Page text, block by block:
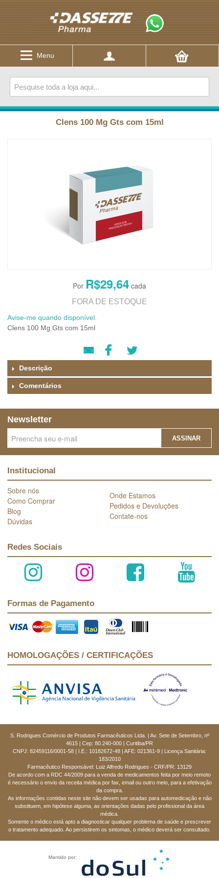
Menu
Clens 100 Mg Gts com 15ml
R$29,64
FORA DE ESTOQUE
Avise-me quando disponível.
Clens 100 Mg Gts com 15ml
Descrição
Comentários
Newsletter
ASSINAR
Institucional
Sobre nós
Como Comprar
Blog
Dúvidas
Onde Estamos
Pedidos e Devoluções
Contate-nos
Redes Sociais
Formas de Pagamento
HOMOLOGAÇÕES / CERTIFICAÇÕES
S. Rodrigues Comércio de Produtos Farmacêuticos Ltda. | Av. Sete de Setembro, nº
4615 | Cep: 80.240-000 | Curitiba/PR
CNPJ: 82459116/0001-58 | I.E.: 10182672-48 | AFE: 021361-9 | Licença Sanitária:
183/2010
Farmacêutico Responsável: Luiz Alfredo Rodrigues - CRF/PR: 13129
De acordo com a RDC 44/2009 para a venda de medicamentos feita por meio remoto
é necessário o envio da receita médica por fax, email ou outro meio, para a efetivação
da compra.
As informações contidas neste site não devem ser usadas para automedicação e não
substituem, em hipótese alguma, as orientações dadas pelo profissional da área
médica.
Somente o médico está apto a diagnosticar qualquer problema de saúde e prescrever
o tratamento adequado. Ao persistirem os sintomas, o médico deverá ser consultado.
Mantido por: